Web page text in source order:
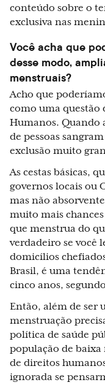
conteúdo sobre o
exclusiva nas
Você acha que
desse modo,
menstruais?
Acho que
como uma questão
Humanos. Quando
de pessoas
exclusão muito
As cestas básicas,
governos locais ou
mas não
muito mais
que menstrua do
verdadeiro se você
domicílios
Brasil, é uma
cinco anos,
Então, além de ser
menstruação
política de saúde
população de baixa
de direitos
ignorada se